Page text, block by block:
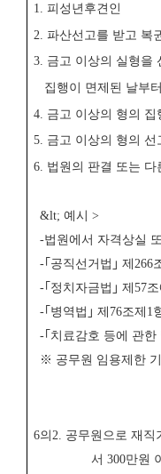
1. 피성년후견인
2. 파산선고를 받고 복
3. 금고 이상의 실형을
집행이 면제된 날부터
4. 금고 이상의 형의
5. 금고 이상의 형의
6. 법원의 판결 또는
&lt; 예시 >
-법원에서 자격상실
-｢ 공직선거법 ｣ 제 266
-｢ 정치자금법 ｣ 제 57조
-｢ 병역법 ｣ 제 76조제 1
-｢ 치료감호 등에 관한
※ 공무원 임용제한
6의 2. 공무원으로 재직
서 300만원